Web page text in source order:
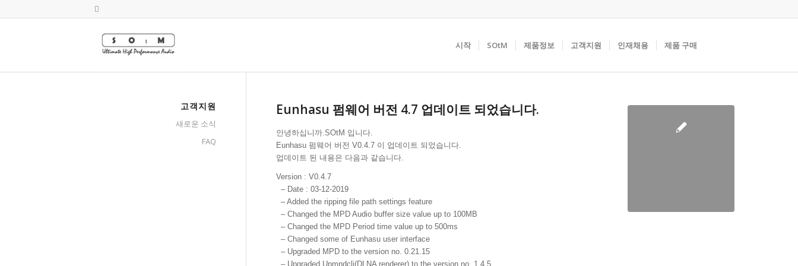
시작 SOtM 제품정보 고객지원 인재채용 제품 구매
Eunhasu 펌웨어 버전 4.7 업데이트 되었습니다.
안녕하십니까.SOtM 입니다.
Eunhasu 펌웨어 버전 V0.4.7 이 업데이트 되었습니다.
업데이트 된 내용은 다음과 같습니다.
Version : V0.4.7
– Date : 03-12-2019
– Added the ripping file path settings feature
– Changed the MPD Audio buffer size value up to 100MB
– Changed the MPD Period time value up to 500ms
– Changed some of Eunhasu user interface
– Upgraded MPD to the version no. 0.21.15
– Upgraded Upmpdcli(DLNA renderer) to the version no. 1.4.5
고객지원
새로운 소식
FAQ